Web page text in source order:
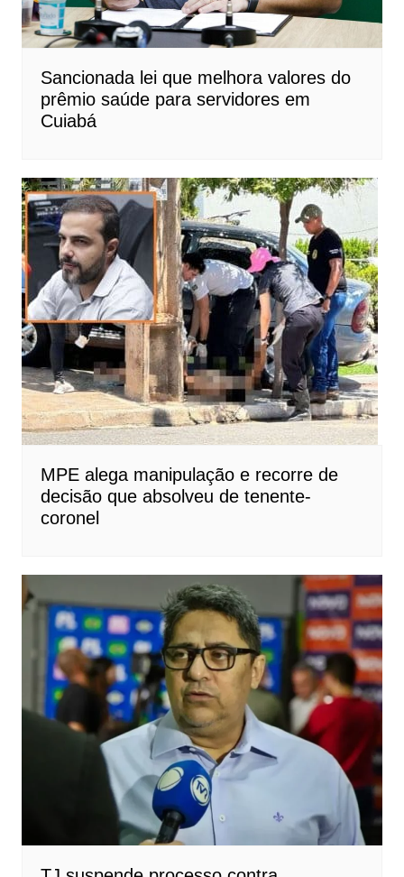
Sancionada lei que melhora valores do
prêmio saúde para servidores em
Cuiabá
MPE alega manipulação e recorre de
decisão que absolveu de tenente-
coronel